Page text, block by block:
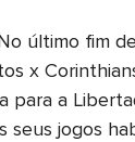
último fim
x
a
seus jogos